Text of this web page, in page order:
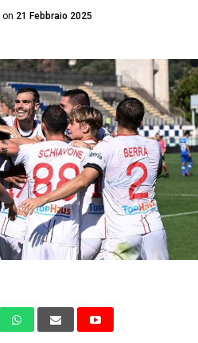
on 21 Febbraio 2025